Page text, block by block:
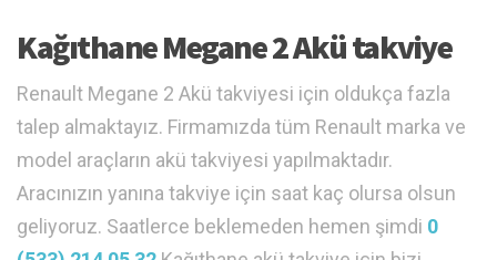
Kağıthane Megane 2 Akü takviye
Renault Megane 2 Akü takviyesi için oldukça fazla
talep almaktayız. Firmamızda tüm Renault marka ve
model araçların akü takviyesi yapılmaktadır.
Aracınızın yanına takviye için saat kaç olursa olsun
geliyoruz. Saatlerce beklemeden hemen şimdi 0